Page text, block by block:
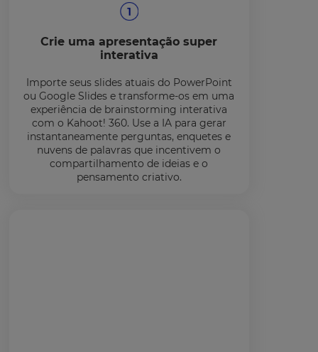
Crie uma apresentação super
interativa
Importe seus slides atuais do PowerPoint
ou Google Slides e transforme-os em uma
experiência de brainstorming interativa
com o Kahoot! 360. Use a IA para gerar
instantaneamente perguntas, enquetes e
nuvens de palavras que incentivem o
compartilhamento de ideias e o
pensamento criativo.